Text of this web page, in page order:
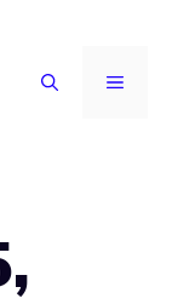
MENU